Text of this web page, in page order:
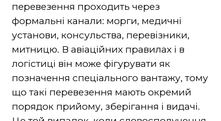
перевезення проходить через
формальні канали: морги, медичні
установи, консульства, перевізники,
митницю. В авіаційних правилах і в
логістиці він може фігурувати як
позначення спеціального вантажу, тому
що такі перевезення мають окремий
порядок прийому, зберігання і видачі.